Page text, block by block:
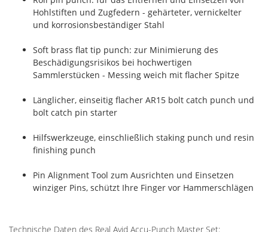
Hohlstiften und Zugfedern - gehärteter, vernickelter
und korrosionsbeständiger Stahl
Soft brass flat tip punch: zur Minimierung des
Beschädigungsrisikos bei hochwertigen
Sammlerstücken - Messing weich mit flacher Spitze
Länglicher, einseitig flacher AR15 bolt catch punch und
bolt catch pin starter
Hilfswerkzeuge, einschließlich staking punch und resin
finishing punch
Pin Alignment Tool zum Ausrichten und Einsetzen
winziger Pins, schützt Ihre Finger vor Hammerschlägen
Technische Daten des Real Avid Accu-Punch Master Set: